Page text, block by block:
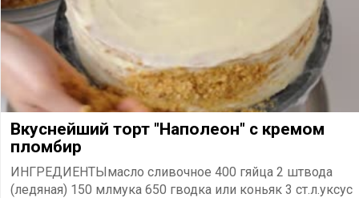
Вкуснейший торт "Наполеон" с кремом
пломбир
ИНГРЕДИЕНТЫмасло сливочное 400 гяйца 2 штвода
(ледяная) 150 млмука 650 гводка или коньяк 3 ст.л.уксус